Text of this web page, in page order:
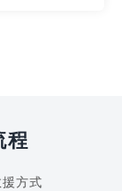
程
方式